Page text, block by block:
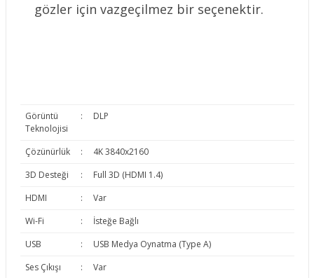
gözler için vazgeçilmez bir seçenektir.
Görüntü
Teknolojisi
: DLP
Çözünürlük :
4K 3840x2160
3D Desteği
:
Full 3D (HDMI 1.4)
HDMI
:
Var
Wi-Fi
:
İsteğe Bağlı
USB
:
USB Medya Oynatma (Type A)
Ses Çıkışı
:
Var